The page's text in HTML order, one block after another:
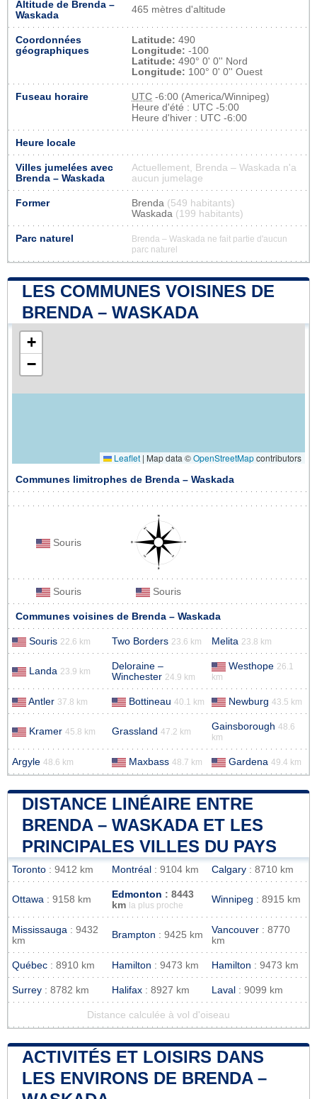
Altitude de Brenda –
Waskada
465 mètres d'altitude
Coordonnées
géographiques
Latitude: 490
Longitude: -100
Latitude: 490° 0' 0'' Nord
Longitude: 100° 0' 0'' Ouest
Fuseau horaire UTC -6:00 (America/Winnipeg)
Heure d'été : UTC -5:00
Heure d'hiver : UTC -6:00
Heure locale
Villes jumelées avec
Brenda – Waskada
Actuellement, Brenda – Waskada n'a
aucun jumelage
Former Brenda (549 habitants)
Waskada (199 habitants)
Parc naturel
Brenda – Waskada ne fait partie d'aucun
parc naturel
LES COMMUNES VOISINES DE
BRENDA – WASKADA
+
−
Leaflet | Map data ©OpenStreetMapcontributors
Communes limitrophes de Brenda – Waskada
Souris
Souris Souris
Communes voisines de Brenda – Waskada
Souris 22.6 km Two Borders 23.6 km Melita 23.8 km
Landa 23.9 km
Deloraine –
Winchester 24.9 km
Westhope 26.1
km
Antler 37.8 km Bottineau 40.1 km Newburg 43.5 km
Kramer 45.8 km Grassland 47.2 km Gainsborough 48.6
km
Argyle 48.6 km Maxbass 48.7 km Gardena 49.4 km
DISTANCE LINÉAIRE ENTRE
BRENDA – WASKADA ET LES
PRINCIPALES VILLES DU PAYS
Toronto : 9412 km Montréal : 9104 km Calgary : 8710 km
Ottawa : 9158 km Edmonton : 8443
km
la plus proche
Winnipeg : 8915 km
Mississauga : 9432
km
Brampton : 9425 km Vancouver : 8770
km
Québec : 8910 km Hamilton : 9473 km Hamilton : 9473 km
Surrey : 8782 km Halifax : 8927 km Laval : 9099 km
Distance calculée à vol d'oiseau
ACTIVITÉS ET LOISIRS DANS
LES ENVIRONS DE BRENDA –